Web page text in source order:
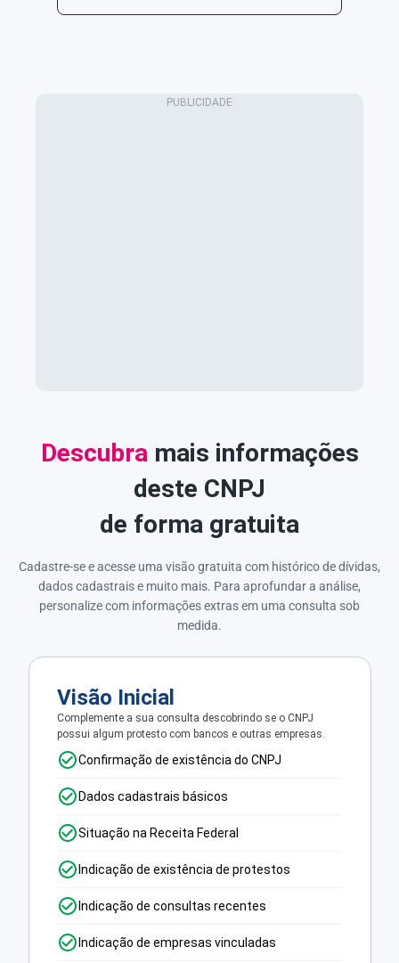
Descubra mais informações
deste CNPJ
de forma gratuita
Cadastre-se e acesse uma visão gratuita com histórico de dívidas,
dados cadastrais e muito mais. Para aprofundar a análise,
personalize com informações extras em uma consulta sob
medida.
Visão Inicial
Complemente a sua consulta descobrindo se o CNPJ
possui algum protesto com bancos e outras empresas.
Confirmação de existência do CNPJ
Dados cadastrais básicos
Situação na Receita Federal
Indicação de existência de protestos
Indicação de consultas recentes
Indicação de empresas vinculadas